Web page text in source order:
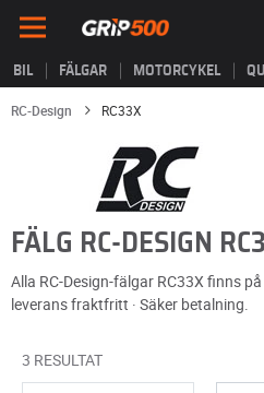
BIL FÄLGAR MOTORCYKEL
RC-Design RC33X
FÄLG RC-DESIGN
Alla RC-Design-fälgar RC33X finns
leverans fraktfritt · Säker betalning.
3 RESULTAT